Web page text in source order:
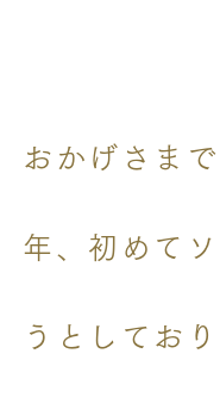
おかげさま
年、初めて
うとしてお